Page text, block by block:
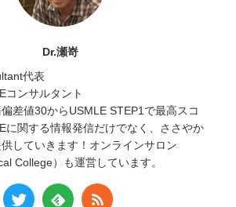
Dr.瀬嵜
代表
コンサルタント
差値30からUSMLE STEP1で最高スコ
に関する情報発信だけでなく、ささやか
していきます！オンラインサロン
College）も運営しています。